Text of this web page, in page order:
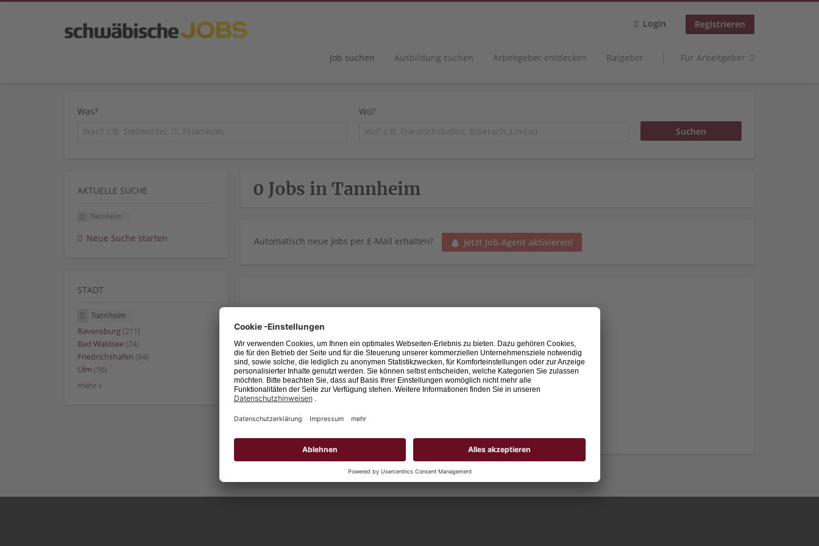
Login Registrieren
Job suchen Ausbildung suchen Arbeitgeber entdecken Ratgeber Für Arbeitgeber
Was? Wo?
0 Jobs in Tannheim
Automatisch neue Jobs per E-Mail erhalten? Jetzt Job-Agent aktivieren!
AKTUELLE SUCHE
Tannheim
Neue Suche starten
STADT
Tannheim
Ravensburg (211)
Bad Waldsee (74)
Friedrichshafen (64)
Ulm (56)
mehr »